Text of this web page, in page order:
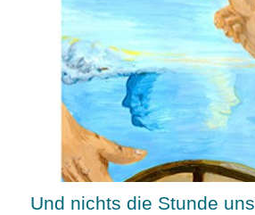
Und nichts die Stunde uns